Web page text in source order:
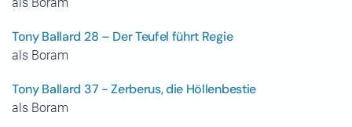
Tony Ballard 28 – Der Teufel führt Regie
als Boram
Tony Ballard 37 - Zerberus, die Höllenbestie
als Boram